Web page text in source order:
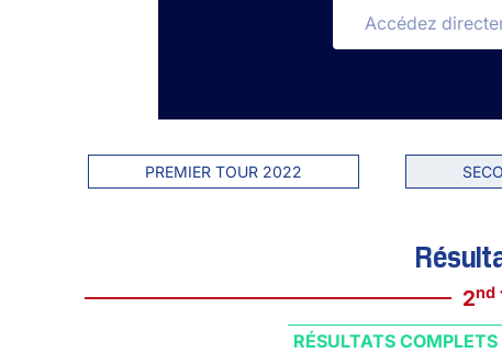
PREMIER TOUR 2022
2nd
RÉSULTATS COMPLETS